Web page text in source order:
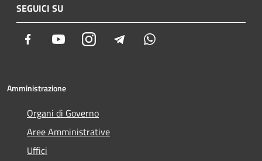
SEGUICI SU
Facebook YoutubeInstagram Telegram
Amministrazione
Organi di Governo
Aree Amministrative
Uffici